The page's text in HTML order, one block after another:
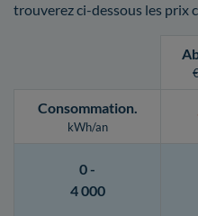
trouverez ci-dessous les prix
Consommation.
kWh/an
0 -
4 000